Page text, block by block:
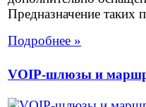
Предназначение таких
Подробнее »
VOIP-шлюзы и